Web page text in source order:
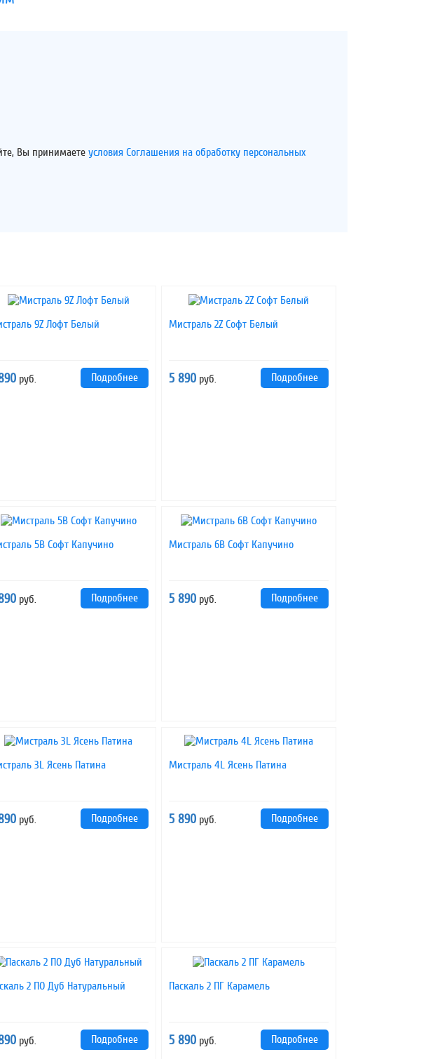
Вы принимаете условия Соглашения на обработку персональных
9Z Лофт Белый
руб. Подробнее
Мистраль 2Z Софт Белый
5 890 руб. Подробнее
5B Софт Капучино
руб. Подробнее
Мистраль 6B Софт Капучино
5 890 руб. Подробнее
3L Ясень Патина
руб. Подробнее
Мистраль 4L Ясень Патина
5 890 руб. Подробнее
2 ПО Дуб Натуральный
руб. Подробнее
Паскаль 2 ПГ Карамель
5 890 руб. Подробнее